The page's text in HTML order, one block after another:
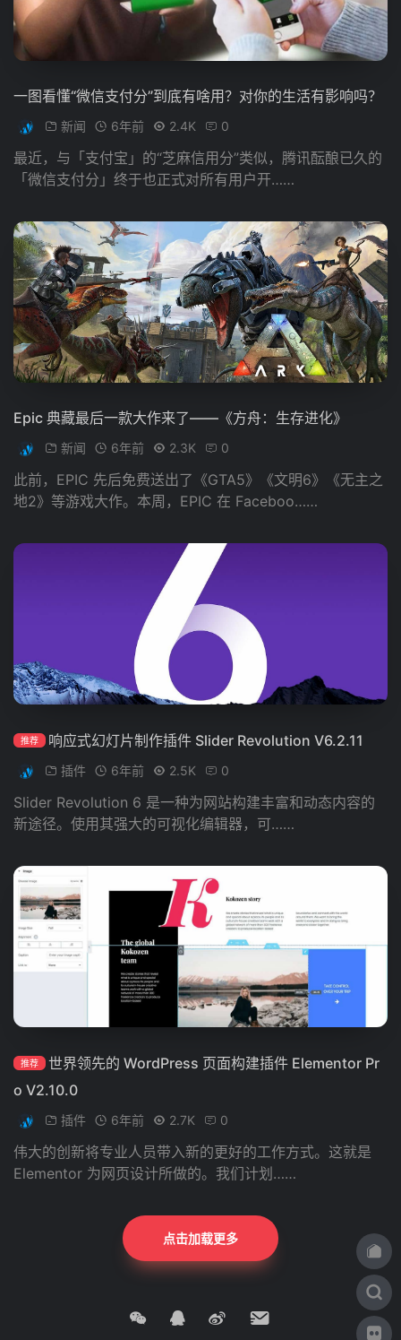
一图看懂“微信支付分”到底有啥用？对你的生活有影响吗？
新闻 6年前 2.4K 0
最近，与「支付宝」的“芝麻信用分”类似，腾讯酝酿已久的
「微信支付分」终于也正式对所有用户开……
Epic 典藏最后一款大作来了——《方舟：生存进化》
新闻 6年前 2.3K 0
此前，EPIC 先后免费送出了《GTA5》《文明6》《无主之
地2》等游戏大作。本周，EPIC 在 Faceboo……
推荐 响应式幻灯片制作插件 Slider Revolution V6.2.11
插件 6年前 2.5K 0
Slider Revolution 6 是一种为网站构建丰富和动态内容的
新途径。使用其强大的可视化编辑器，可……
推荐
世界领先的 WordPress 页面构建插件 Elementor Pr
o V2.10.0
插件 6年前 2.7K 0
伟大的创新将专业人员带入新的更好的工作方式。这就是
Elementor 为网页设计所做的。我们计划……
点击加载更多